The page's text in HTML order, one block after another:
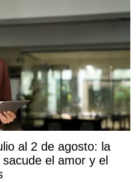
al 2 de agosto: la
el amor y el